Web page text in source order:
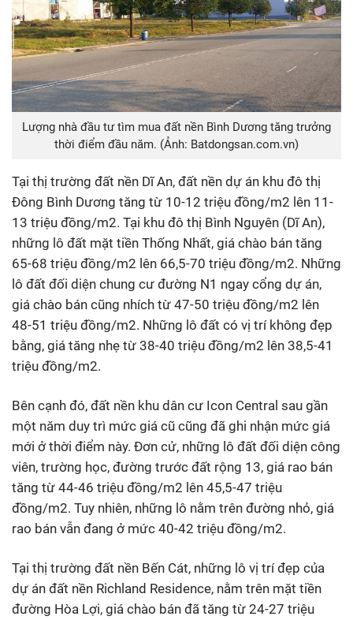
Lượng nhà đầu tư tìm mua đất nền Bình Dương tăng trưởng
thời điểm đầu năm. (Ảnh: Batdongsan.com.vn)
Tại thị trường đất nền Dĩ An, đất nền dự án khu đô thị
Đông Bình Dương tăng từ 10-12 triệu đồng/m2 lên 11-
13 triệu đồng/m2. Tại khu đô thị Bình Nguyên (Dĩ An),
những lô đất mặt tiền Thống Nhất, giá chào bán tăng
65-68 triệu đồng/m2 lên 66,5-70 triệu đồng/m2. Những
lô đất đối diện chung cư đường N1 ngay cổng dự án,
giá chào bán cũng nhích từ 47-50 triệu đồng/m2 lên
48-51 triệu đồng/m2. Những lô đất có vị trí không đẹp
bằng, giá tăng nhẹ từ 38-40 triệu đồng/m2 lên 38,5-41
triệu đồng/m2.
Bên cạnh đó, đất nền khu dân cư Icon Central sau gần
một năm duy trì mức giá cũ cũng đã ghi nhận mức giá
mới ở thời điểm này. Đơn cử, những lô đất đối diện công
viên, trường học, đường trước đất rộng 13, giá rao bán
tăng từ 44-46 triệu đồng/m2 lên 45,5-47 triệu
đồng/m2. Tuy nhiên, những lô nằm trên đường nhỏ, giá
rao bán vẫn đang ở mức 40-42 triệu đồng/m2.
Tại thị trường đất nền Bến Cát, những lô vị trí đẹp của
dự án đất nền Richland Residence, nằm trên mặt tiền
đường Hòa Lợi, giá chào bán đã tăng từ 24-27 triệu